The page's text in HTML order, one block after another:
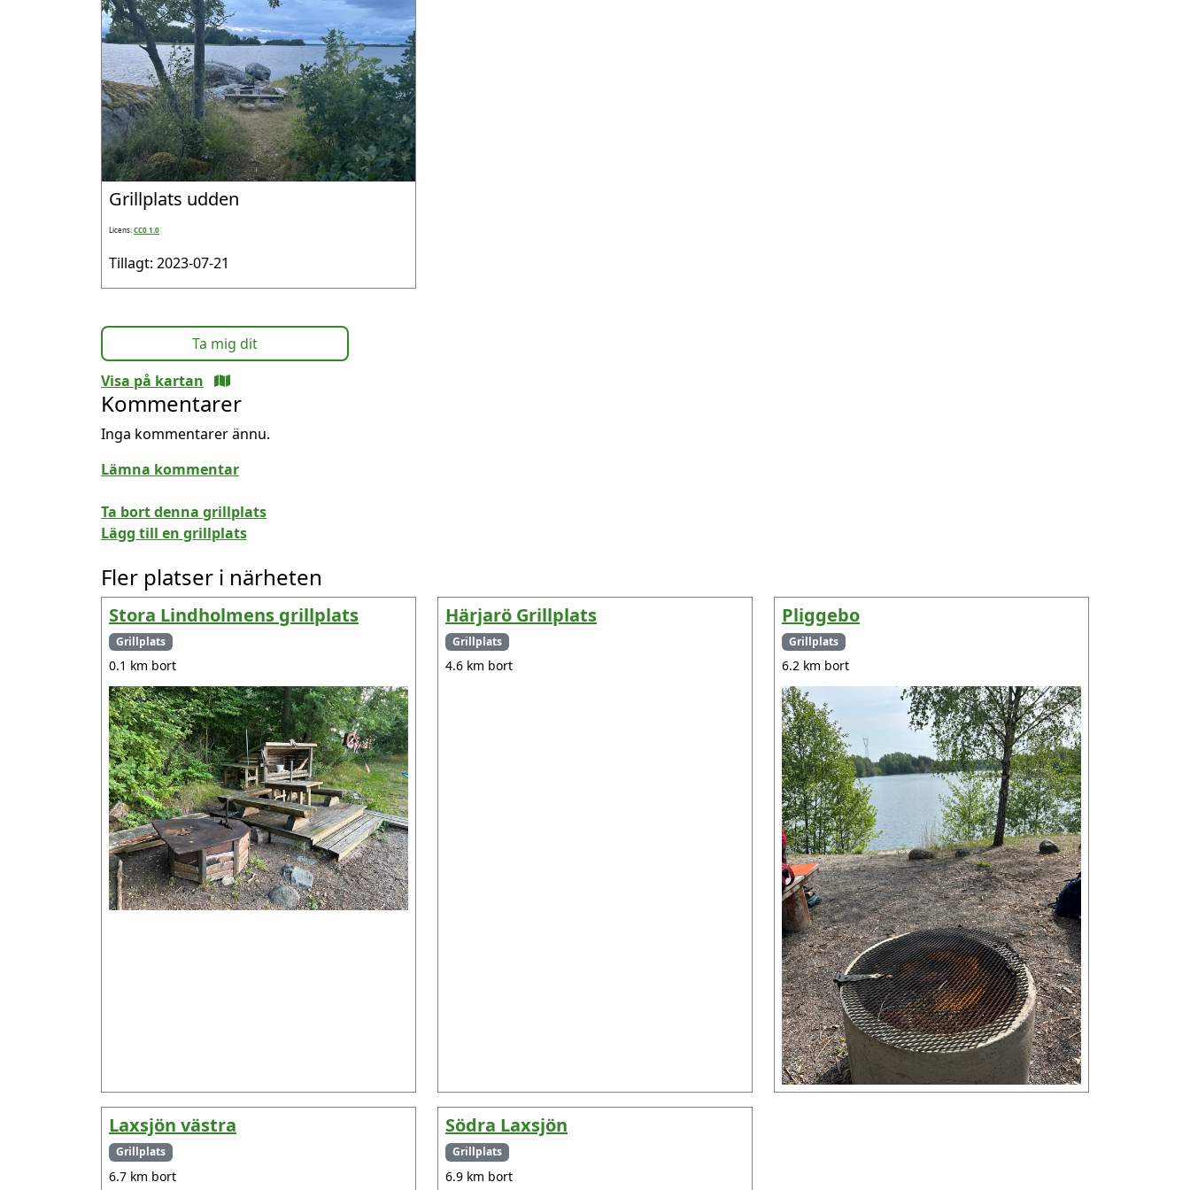
Grillplats udden
Licens:CC0 1.0
Tillagt: 2023-07-21
Ta mig dit
Visa på kartan
Kommentarer
Inga kommentarer ännu.
Lämna kommentar
Ta bort denna grillplats
Lägg till en grillplats
Fler platser i närheten
Stora Lindholmens grillplats
Grillplats
0.1 km bort
Härjarö Grillplats
Grillplats
4.6 km bort
Pliggebo
Grillplats
6.2 km bort
Laxsjön västra
Grillplats
6.7 km bort
Södra Laxsjön
Grillplats
6.9 km bort